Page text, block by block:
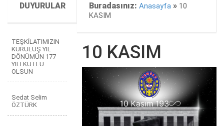
DUYURULAR Buradasınız:Anasayfa » 10
KASIM
TEŞKİLATIMIZIN
KURULUŞ YIL
DÖNÜMÜN 177
YILI KUTLU
OLSUN
Sedat Selim
ÖZTÜRK
10 KASIM